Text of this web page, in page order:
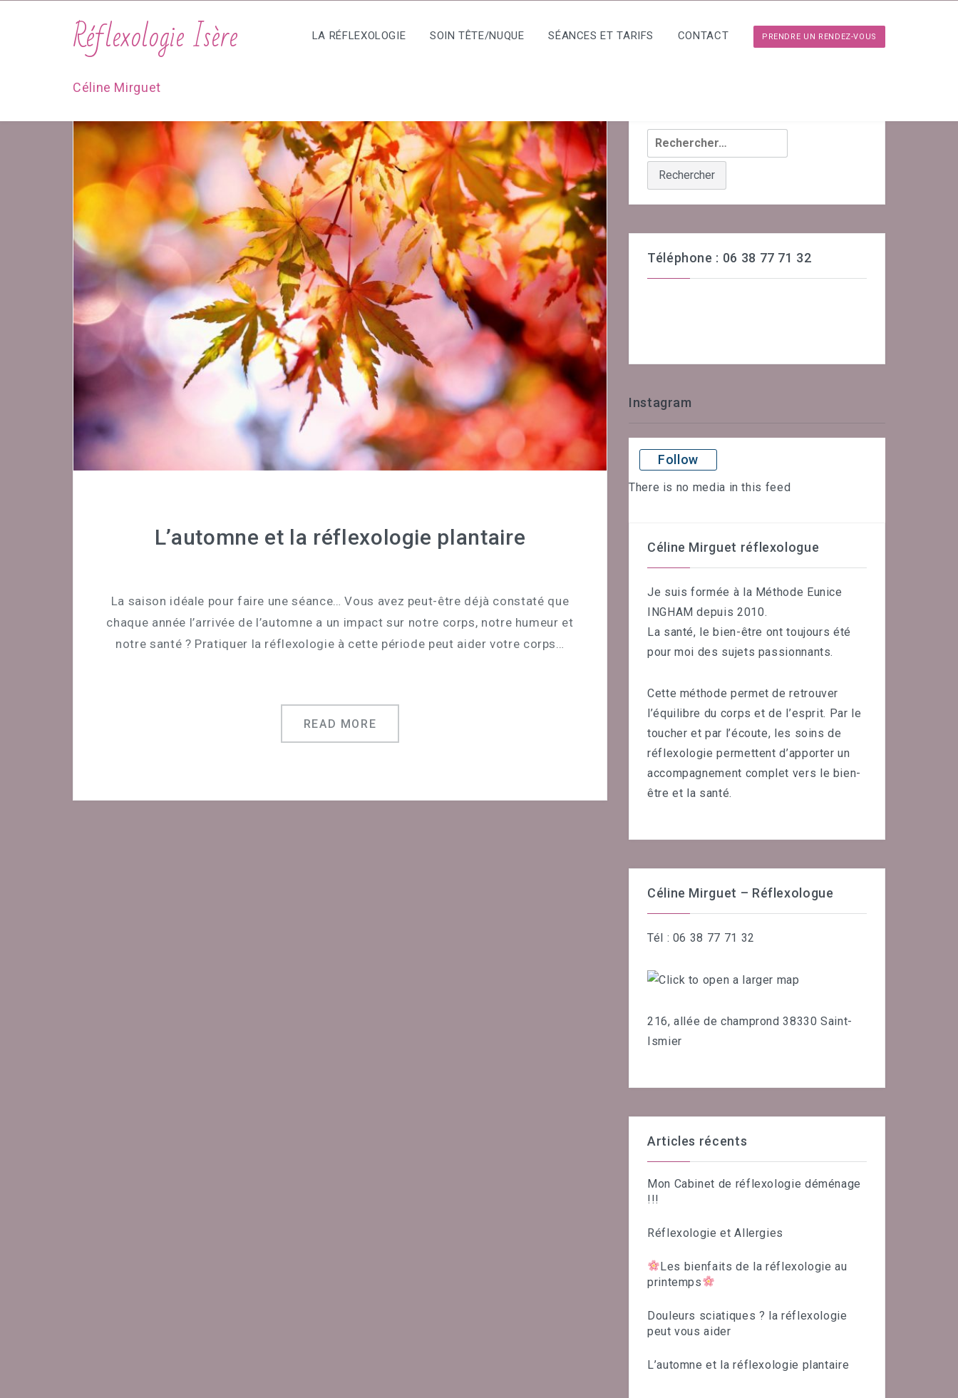
Réflexologie Isère
Céline Mirguet
LA RÉFLEXOLOGIE SOIN TÊTE/NUQUE SÉANCES ET TARIFS CONTACT PRENDRE UN RENDEZ-VOUS
L’automne et la réflexologie plantaire
La saison idéale pour faire une séance… Vous avez peut-être déjà constaté que
chaque année l’arrivée de l’automne a un impact sur notre corps, notre humeur et
notre santé ? Pratiquer la réflexologie à cette période peut aider votre corps…
READ MORE
Rechercher :
Téléphone : 06 38 77 71 32
Instagram
Follow
There is no media in this feed
Céline Mirguet réflexologue
Je suis formée à la Méthode Eunice
INGHAM depuis 2010.
La santé, le bien-être ont toujours été
pour moi des sujets passionnants.
Cette méthode permet de retrouver
l’équilibre du corps et de l’esprit. Par le
toucher et par l’écoute, les soins de
réflexologie permettent d’apporter un
accompagnement complet vers le bien-
être et la santé.
Céline Mirguet – Réflexologue
Tél : 06 38 77 71 32
216, allée de champrond 38330 Saint-
Ismier
Articles récents
Mon Cabinet de réflexologie déménage
!!!
Réflexologie et Allergies
Les bienfaits de la réflexologie au
printemps
Douleurs sciatiques ? la réflexologie
peut vous aider
L’automne et la réflexologie plantaire